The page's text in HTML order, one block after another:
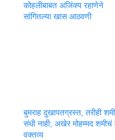
कोहलीबाबत अजिंक्य रहाणेने
सांगितल्या खास आठवणी
बुमराह दुखापतग्रस्त, तरीही
संधी नाही; अखेर मोहम्मद शमीचं
वक्तव्य